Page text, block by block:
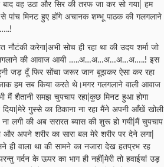
बाद वह उठा और सिर की तरफ जा कर सो गया| हम
मिनट हुए होंगे अचानक शम्भू पाठक की गलगलाने
नौटंकी करेगा|अभी सोच ही रहा था की उदय शर्मा जो
की आवाज आयी …..अ…अ…अ…अ…अ…..! इस
जड़ दूँ फिर सोंचा जरूर जान बूझकर ऐसा कर रहा
हम सब किया करते थे।मगर गलगलाने वाली आवाज
मैं शैतानी समझ चुपचाप रहा|कुछ मिनट हुआ होगा
गुस्से का ठिकाना ना रहा मैंने अपनी आँखें खोली
लगी की अब सरारत ब्यास की शुरू हो गयी|मैं चुपचाप
अपने शरीर का सारा बल मेरे शरीर पर देने लगा|
वाला था की सामने का नजारा देख हतप्रभ रह
गर्दन के ऊपर का भाग ही नहीं|मेरी तो हवाईयां उड़